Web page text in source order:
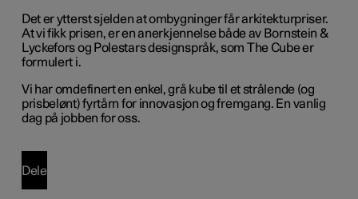
Det er ytterst sjelden at ombygninger får arkitekturpriser.
At vi fikk prisen, er en anerkjennelse både av Bornstein &
Lyckefors og Polestars designspråk, som The Cube er
formulert i.
Vi har omdefinert en enkel, grå kube til et strålende (og
prisbelønt) fyrtårn for innovasjon og fremgang. En vanlig
dag på jobben for oss.
Dele